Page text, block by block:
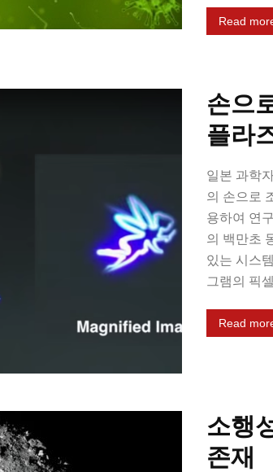
Read
손으
플라
일본 과학
의 손으로
용하여 연
의 백만초
있는 시스
그램의 픽
Read
소행
존재